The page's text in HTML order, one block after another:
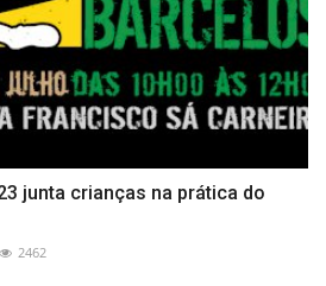
junta crianças na prática do
2462